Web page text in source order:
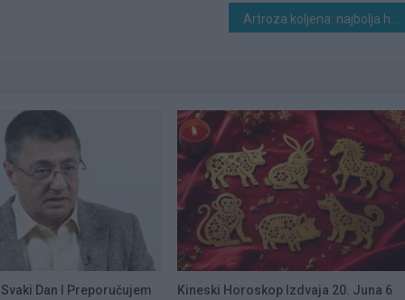
Dan I Preporučujem Kineski Horoskop Izdvaja 20. Juna 6